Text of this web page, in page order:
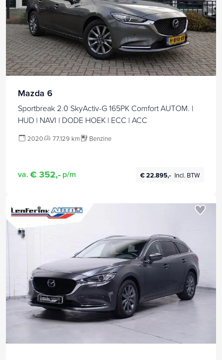
Mazda 6
Sportbreak 2.0 SkyActiv-G 165PK Comfort AUTOM. |
HUD | NAVI | DODE HOEK | ECC | ACC
2020 77.129 km Benzine
va. € 352,- p/m € 22.895,- Incl. BTW